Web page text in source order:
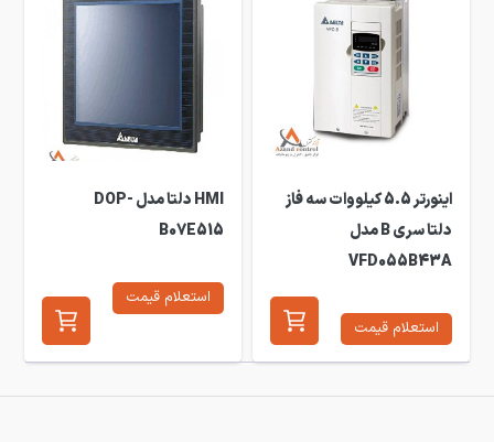
اینورتر 5.5 کیلووات سه فاز
دلتا سری B مدل
VFD055B43A
استعلام قیمت
HMI دلتا مدل DOP-
B07E515
استعلام قیمت